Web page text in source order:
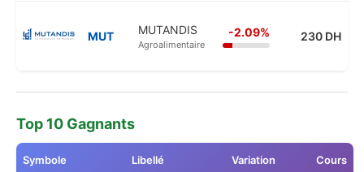
MUT MUTANDIS
Agroalimentaire
-2.09% 230 DH
Top 10 Gagnants
Symbole Libellé Variation Cours